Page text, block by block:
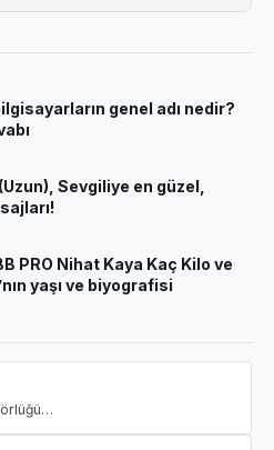
genel adı nedir?
Sevgiliye en güzel,
PRO Nihat Kaya Kaç Kilo ve
yaşı ve biyografisi